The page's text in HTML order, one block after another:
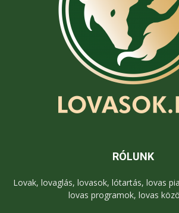
RÓLUNK
Lovak, lovaglás, lovasok, lótartás, lovas
lovas programok, lovas